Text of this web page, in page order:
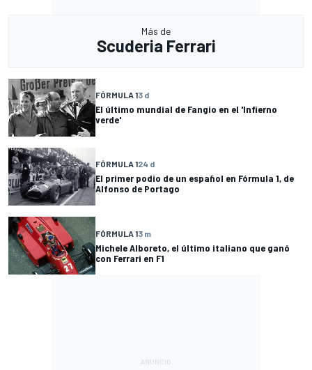
Más de
Scuderia Ferrari
FÓRMULA 13 d
El último mundial de Fangio en el 'Infierno
verde'
FÓRMULA 124 d
El primer podio de un español en Fórmula 1, de
Alfonso de Portago
FÓRMULA 13 m
Michele Alboreto, el último italiano que ganó
con Ferrari en F1